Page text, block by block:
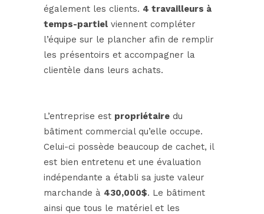
également les clients. 4 travailleurs à
temps-partiel viennent compléter
l’équipe sur le plancher afin de remplir
les présentoirs et accompagner la
clientèle dans leurs achats.
L’entreprise est propriétaire du
bâtiment commercial qu’elle occupe.
Celui-ci possède beaucoup de cachet, il
est bien entretenu et une évaluation
indépendante a établi sa juste valeur
marchande à 430,000$. Le bâtiment
ainsi que tous le matériel et les